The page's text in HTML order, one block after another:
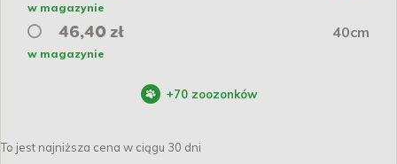
w magazynie
46,40 zł 40cm
w magazynie
+70 zoozonków
To jest najniższa cena w ciągu 30 dni